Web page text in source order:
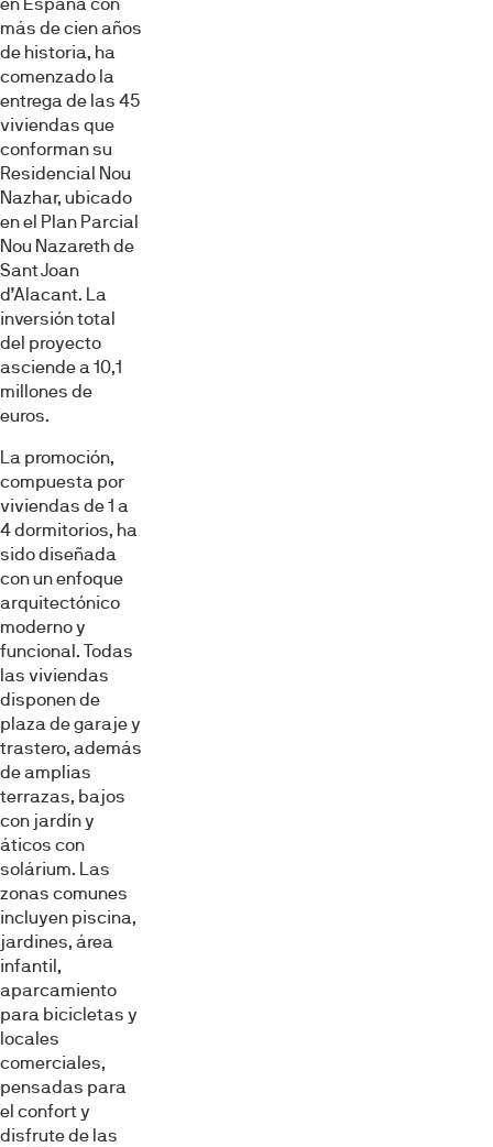
más de cien años
de historia, ha
comenzado la
entrega de las 45
viviendas que
conforman su
Residencial Nou
Nazhar, ubicado
en el Plan Parcial
Nou Nazareth de
Sant Joan
d’Alacant. La
inversión total
del proyecto
asciende a 10,1
millones de
euros.
La promoción,
compuesta por
viviendas de 1 a
4 dormitorios, ha
sido diseñada
con un enfoque
arquitectónico
moderno y
funcional. Todas
las viviendas
disponen de
plaza de garaje y
trastero, además
de amplias
terrazas, bajos
con jardín y
áticos con
solárium. Las
zonas comunes
incluyen piscina,
jardines, área
infantil,
aparcamiento
para bicicletas y
locales
comerciales,
pensadas para
el confort y
disfrute de las